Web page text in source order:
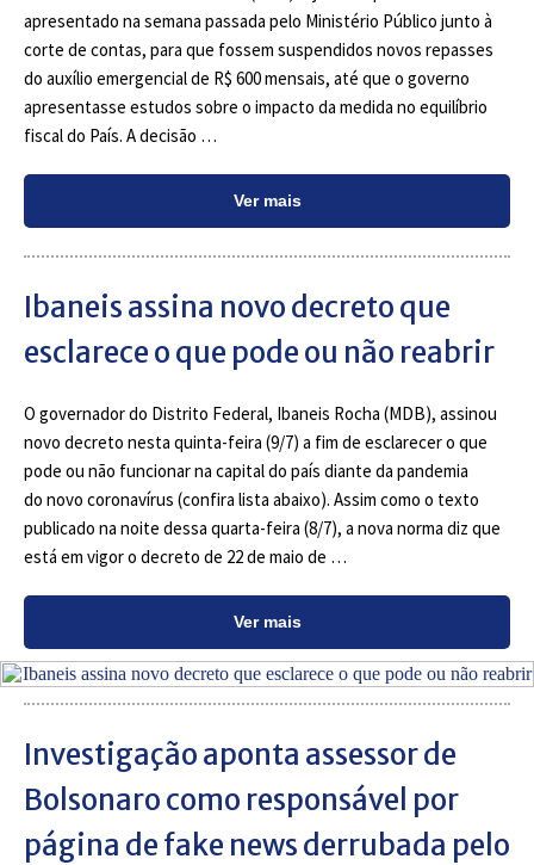
apresentado na semana passada pelo Ministério Público junto à
corte de contas, para que fossem suspendidos novos repasses
do auxílio emergencial de R$ 600 mensais, até que o governo
apresentasse estudos sobre o impacto da medida no equilíbrio
fiscal do País. A decisão …
Ver mais
Ibaneis assina novo decreto que
esclarece o que pode ou não reabrir
O governador do Distrito Federal, Ibaneis Rocha (MDB), assinou
novo decreto nesta quinta-feira (9/7) a fim de esclarecer o que
pode ou não funcionar na capital do país diante da pandemia
do novo coronavírus (confira lista abaixo). Assim como o texto
publicado na noite dessa quarta-feira (8/7), a nova norma diz que
está em vigor o decreto de 22 de maio de …
Ver mais
Investigação aponta assessor de
Bolsonaro como responsável por
página de fake news derrubada pelo